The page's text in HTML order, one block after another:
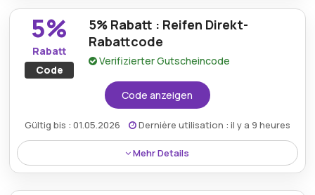
Ersparnis über Reifen Direkt erhältlich und bietet
außergewöhnlichen Wert für Winterfahrten.
5%
Rabatt
Code
5% Rabatt : Reifen Direkt-
Rabattcode
Verifizierter Gutscheincode
Code anzeigen
Gültig bis : 01.05.2026 Dernière utilisation : il y a 9 heures
Mehr Details